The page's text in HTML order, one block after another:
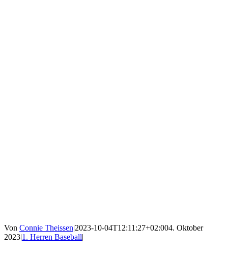
Von Connie Theissen|2023-10-04T12:11:27+02:004. Oktober
2023|1. Herren Baseball|